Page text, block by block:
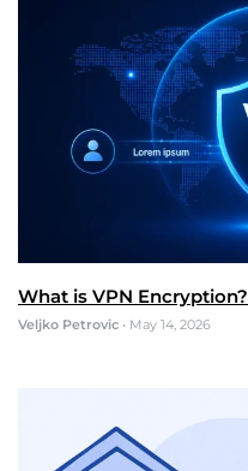
What is VPN Encryption?
Veljko Petrovic • May 14, 2026